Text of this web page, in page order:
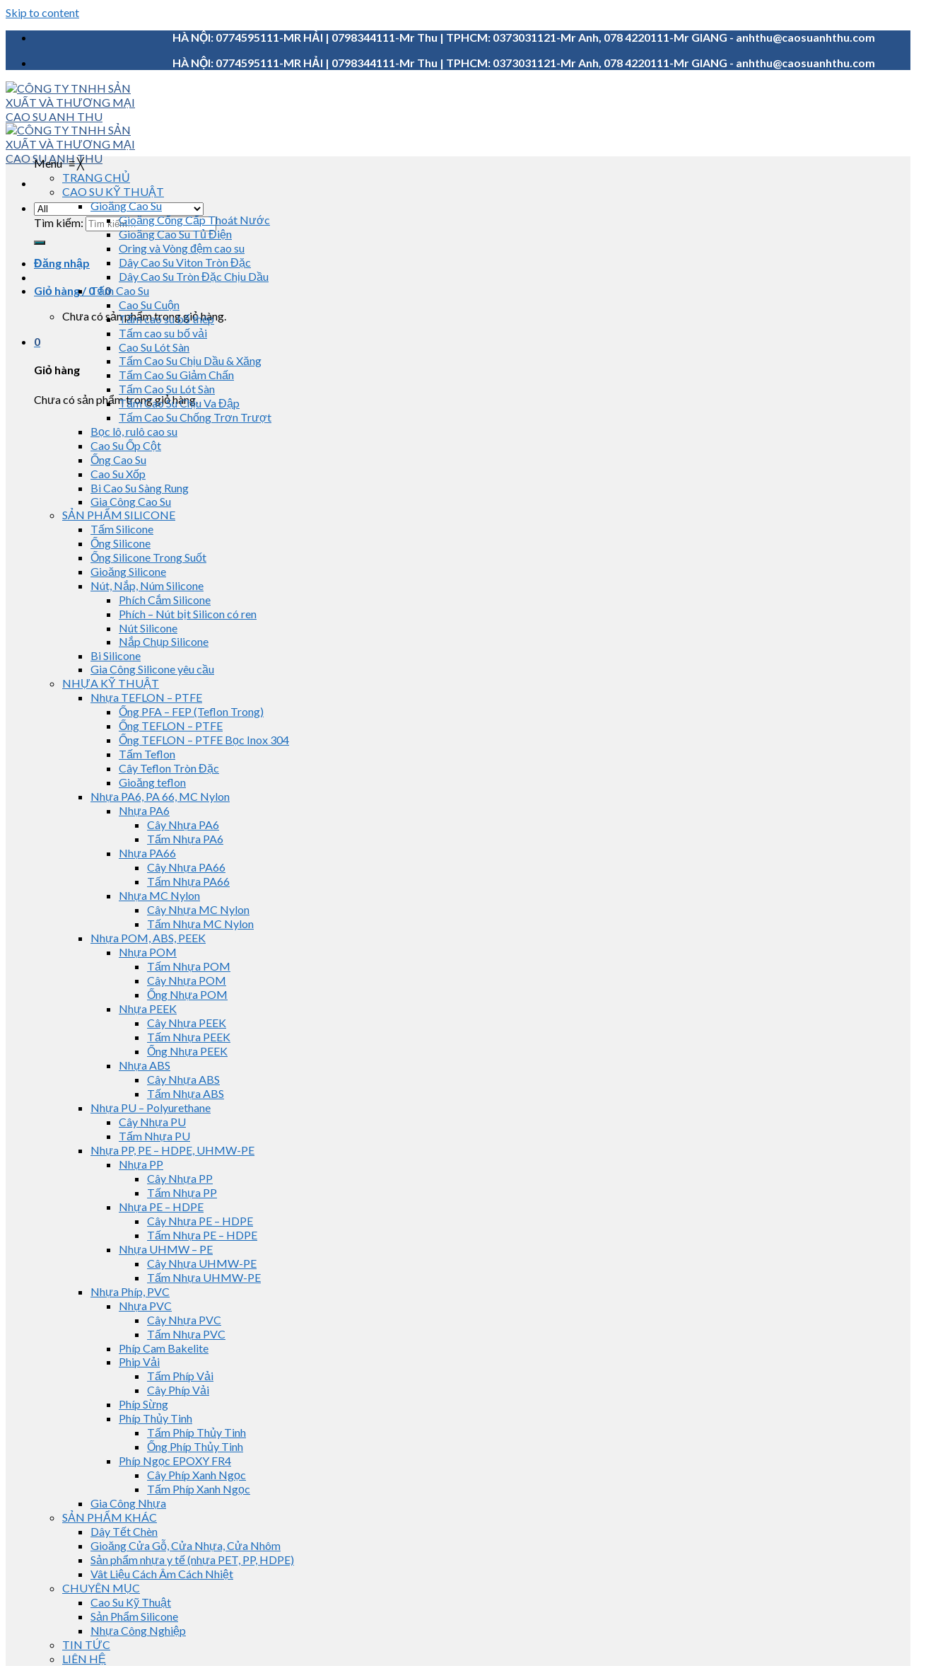
Skip to content
HÀ NỘI: 0774595111-MR HẢI | 0798344111-Mr Thu | TPHCM: 0373031121-Mr Anh, 078 4220111-Mr GIANG - anhthu@caosuanhthu.com
HÀ NỘI: 0774595111-MR HẢI | 0798344111-Mr Thu | TPHCM: 0373031121-Mr Anh, 078 4220111-Mr GIANG - anhthu@caosuanhthu.com
Tìm kiếm:
Đăng nhập
Giỏ hàng /0₫0
Chưa có sản phẩm trong giỏ hàng.
0
Giỏ hàng
Chưa có sản phẩm trong giỏ hàng.
Menu≡╳
TRANG CHỦ
CAO SU KỸ THUẬT
Gioăng Cao Su
Gioăng Cống Cấp Thoát Nước
Gioăng Cao Su Tủ Điện
Oring và Vòng đệm cao su
Dây Cao Su Viton Tròn Đặc
Dây Cao Su Tròn Đặc Chịu Dầu
Tấm Cao Su
Cao Su Cuộn
Tấm cao su bố thép
Tấm cao su bố vải
Cao Su Lót Sàn
Tấm Cao Su Chịu Dầu & Xăng
Tấm Cao Su Giảm Chấn
Tấm Cao Su Lót Sàn
Tấm Cao Su Chịu Va Đập
Tấm Cao Su Chống Trơn Trượt
Bọc lô, rulô cao su
Cao Su Ốp Cột
Ống Cao Su
Cao Su Xốp
Bi Cao Su Sàng Rung
Gia Công Cao Su
SẢN PHẨM SILICONE
Tấm Silicone
Ống Silicone
Ống Silicone Trong Suốt
Gioăng Silicone
Nút, Nắp, Núm Silicone
Phích Cắm Silicone
Phích – Nút bịt Silicon có ren
Nút Silicone
Nắp Chụp Silicone
Bi Silicone
Gia Công Silicone yêu cầu
NHỰA KỸ THUẬT
Nhựa TEFLON – PTFE
Ống PFA – FEP (Teflon Trong)
Ống TEFLON – PTFE
Ống TEFLON – PTFE Bọc Inox 304
Tấm Teflon
Cây Teflon Tròn Đặc
Gioăng teflon
Nhựa PA6, PA 66, MC Nylon
Nhựa PA6
Cây Nhựa PA6
Tấm Nhựa PA6
Nhựa PA66
Cây Nhựa PA66
Tấm Nhựa PA66
Nhựa MC Nylon
Cây Nhựa MC Nylon
Tấm Nhựa MC Nylon
Nhựa POM, ABS, PEEK
Nhựa POM
Tấm Nhựa POM
Cây Nhựa POM
Ống Nhựa POM
Nhựa PEEK
Cây Nhựa PEEK
Tấm Nhựa PEEK
Ống Nhựa PEEK
Nhựa ABS
Cây Nhựa ABS
Tấm Nhựa ABS
Nhựa PU – Polyurethane
Cây Nhựa PU
Tấm Nhựa PU
Nhựa PP, PE – HDPE, UHMW-PE
Nhựa PP
Cây Nhựa PP
Tấm Nhựa PP
Nhựa PE – HDPE
Cây Nhựa PE – HDPE
Tấm Nhựa PE – HDPE
Nhựa UHMW – PE
Cây Nhựa UHMW-PE
Tấm Nhựa UHMW-PE
Nhựa Phíp, PVC
Nhựa PVC
Cây Nhựa PVC
Tấm Nhựa PVC
Phíp Cam Bakelite
Phip Vải
Tấm Phíp Vải
Cây Phíp Vải
Phíp Sừng
Phíp Thủy Tinh
Tấm Phíp Thủy Tinh
Ống Phíp Thủy Tinh
Phíp Ngọc EPOXY FR4
Cây Phíp Xanh Ngọc
Tấm Phíp Xanh Ngọc
Gia Công Nhựa
SẢN PHẨM KHÁC
Dây Tết Chèn
Gioăng Cửa Gỗ, Cửa Nhựa, Cửa Nhôm
Sản phẩm nhựa y tế (nhựa PET, PP, HDPE)
Vât Liệu Cách Âm Cách Nhiệt
CHUYÊN MỤC
Cao Su Kỹ Thuật
Sản Phẩm Silicone
Nhựa Công Nghiệp
TIN TỨC
LIÊN HỆ